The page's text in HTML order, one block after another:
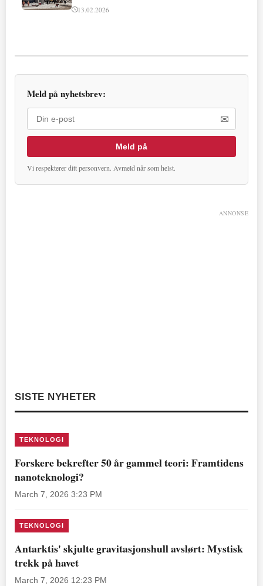
13.02.2026
Meld på nyhetsbrev:
✉
Meld på
Vi respekterer ditt personvern. Avmeld når som helst.
ANNONSE
SISTE NYHETER
TEKNOLOGI
Forskere bekrefter 50 år gammel teori: Framtidens
nanoteknologi?
March 7, 2026 3:23 PM
TEKNOLOGI
Antarktis' skjulte gravitasjonshull avslørt: Mystisk
trekk på havet
March 7, 2026 12:23 PM